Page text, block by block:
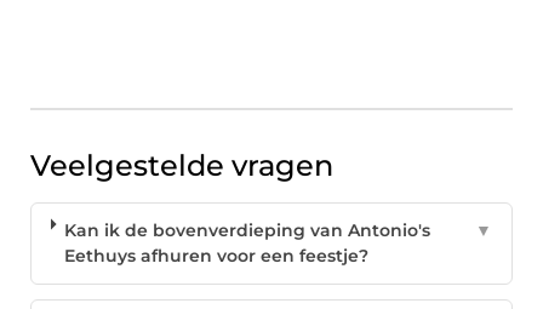
Veelgestelde vragen
Kan ik de bovenverdieping van Antonio's
Eethuys afhuren voor een feestje?
▼